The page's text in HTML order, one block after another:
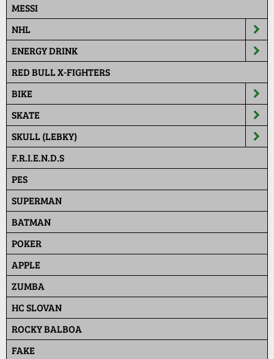
MESSI
NHL
ENERGY DRINK
RED BULL X-FIGHTERS
BIKE
SKATE
SKULL (LEBKY)
F.R.I.E.N.D.S
PES
SUPERMAN
BATMAN
POKER
APPLE
ZUMBA
HC SLOVAN
ROCKY BALBOA
FAKE